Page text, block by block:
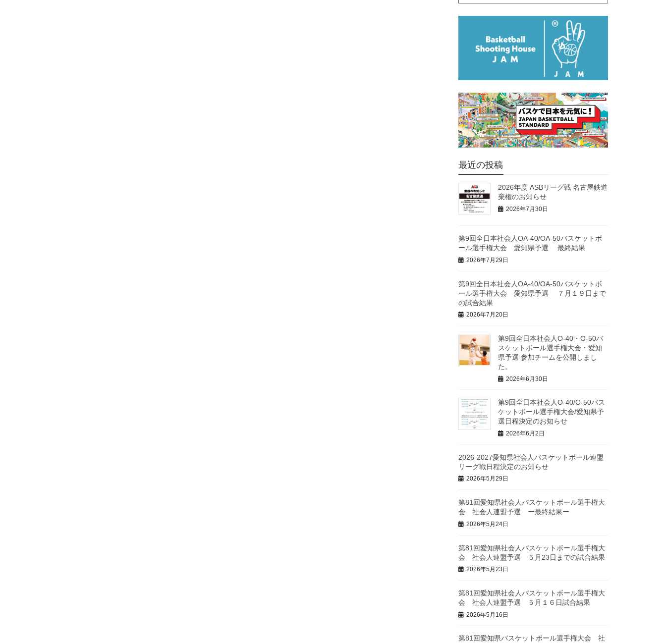
最近の投稿
2026年度 ASBリーグ戦 名古屋鉄道
棄権のお知らせ
2026年7月30日
第9回全日本社会人OA-40/OA-50バスケットボ
ール選手権大会 愛知県予選 最終結果
2026年7月29日
第9回全日本社会人OA-40/OA-50バスケットボ
ール選手権大会 愛知県予選 ７月１９日まで
の試合結果
2026年7月20日
第9回全日本社会人O-40・O-50バ
スケットボール選手権大会・愛知
県予選 参加チームを公開しまし
た。
2026年6月30日
第9回全日本社会人O-40/O-50バス
ケットボール選手権大会/愛知県予
選日程決定のお知らせ
2026年6月2日
2026-2027愛知県社会人バスケットボール連盟
リーグ戦日程決定のお知らせ
2026年5月29日
第81回愛知県社会人バスケットボール選手権大
会 社会人連盟予選 ー最終結果ー
2026年5月24日
第81回愛知県社会人バスケットボール選手権大
会 社会人連盟予選 ５月23日までの試合結果
2026年5月23日
第81回愛知県社会人バスケットボール選手権大
会 社会人連盟予選 ５月１６日試合結果
2026年5月16日
第81回愛知県バスケットボール選手権大会 社